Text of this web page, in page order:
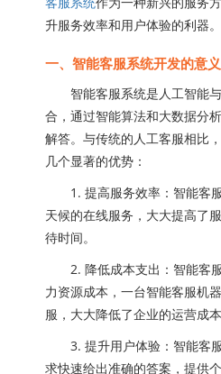
升服务效率和用户体验的利器。
一、智能客服系统开发的意义
智能客服系统是人工智能与
合，通过智能算法和大数据分
解答。与传统的人工客服相比
几个显著的优势：
1. 提高服务效率：智能客
天候的在线服务，大大提高了
待时间。
2. 降低成本支出：智能客服
力资源成本，一台智能客服机
服，大大降低了企业的运营成本
3. 提升用户体验：智能客
求快速给出准确的答案，提供